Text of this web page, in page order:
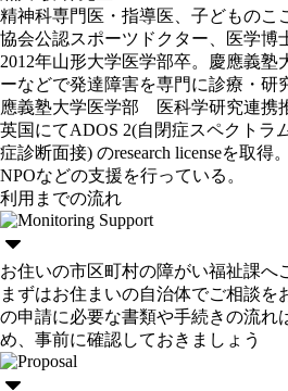
精神科専門医・指導医、子どものこ
協会公認スポーツドクター、医学博
2012年山形大学医学部卒。慶應義塾
ーなどで発達障害を専門に診療・研
應義塾大学医学部 医科学研究連携
英国にてADOS 2(自閉症スペクトラ
症診断面接) のresearch licenseを取
NPOなどの支援を行っている。
利用までの流れ
お住いの市区町村の障がい福祉課へ
まずはお住まいの自治体でご相談を
の申請に必要な書類や手続きの流れ
め、事前に確認しておきましょう